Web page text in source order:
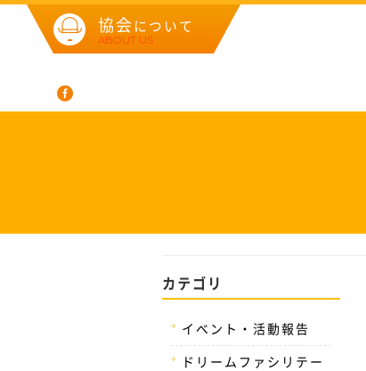
協会 について
ABOUT US
カテゴリ
イベント・活動報告
ドリームファシリテー